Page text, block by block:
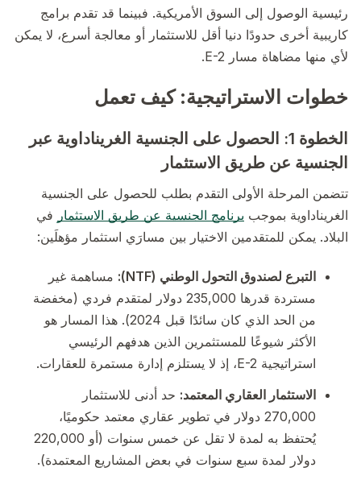
رئيسية الوصول إلى السوق الأمريكية. فبينما قد تقدم برامج
كاريبية أخرى حدودًا دنيا أقل للاستثمار أو معالجة أسرع، لا يمكن
لأي منها مضاهاة مسار E-2.
خطوات الاستراتيجية: كيف تعمل
الخطوة 1: الحصول على الجنسية الغريناداوية عبر
الجنسية عن طريق الاستثمار
تتضمن المرحلة الأولى التقدم بطلب للحصول على الجنسية
الغريناداوية بموجب برنامج الجنسية عن طريق الاستثمار في
البلاد. يمكن للمتقدمين الاختيار بين مسارَي استثمار مؤهلَين:
التبرع لصندوق التحول الوطني (NTF):
مساهمة غير
مستردة قدرها 235,000 دولار لمتقدم فردي (مخفضة
من الحد الذي كان سائدًا قبل 2024). هذا المسار هو
الأكثر شيوعًا للمستثمرين الذين هدفهم الرئيسي
استراتيجية E-2، إذ لا يستلزم إدارة مستمرة للعقارات.
الاستثمار العقاري المعتمد: حد أدنى للاستثمار
270,000 دولار في تطوير عقاري معتمد حكوميًا،
يُحتفظ به لمدة لا تقل عن خمس سنوات (أو 220,000
دولار لمدة سبع سنوات في بعض المشاريع المعتمدة).